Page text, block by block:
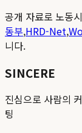
공개 자료로 노동
동부,HRD-Net,
니다.
SINCERE
진심으로 사람의
팅